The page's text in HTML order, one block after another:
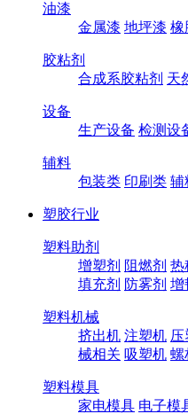
油漆
金属漆 地坪漆 橡
胶粘剂
合成系胶粘剂 天
设备
生产设备 检测设
辅料
包装类 印刷类 辅
塑胶行业
塑料助剂
增塑剂 阻燃剂 热
填充剂 防雾剂 增
塑料机械
挤出机 注塑机 压
械相关 吸塑机 螺
塑料模具
家电模具 电子模